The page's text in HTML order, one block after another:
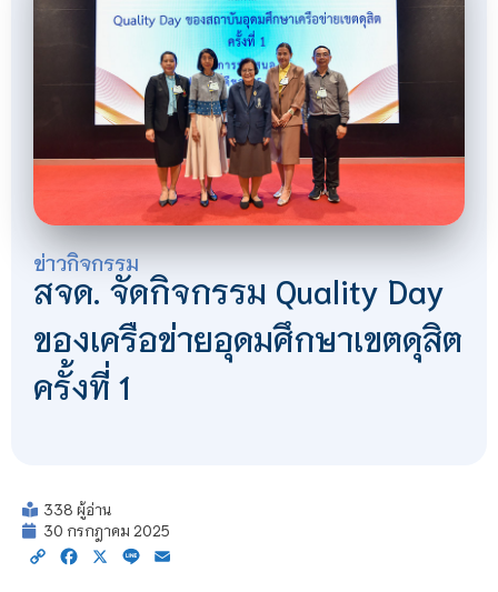
ข่าวกิจกรรม
สจด. จัดกิจกรรม Quality Day
ของเครือข่ายอุดมศึกษาเขตดุสิต
ครั้งที่ 1
338 ผู้อ่าน
30 กรกฎาคม 2025
Copy Facebook
X Line